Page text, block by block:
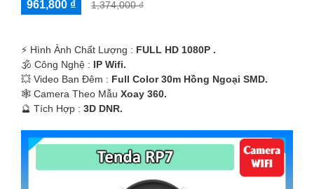
961,800 ₫ 1,374,000 ₫
️⚡ Hình Ành Chất Lượng : FULL HD 1080P .
🕉️ Công Nghệ : IP Wifi.
💥 Video Ban Đêm : Full Color 30m Hồng Ngoại SMD.
🕸️ Camera Theo Mẫu Xoay 360.
️🔮 Tích Hợp : 3D DNR.